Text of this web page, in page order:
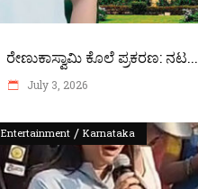
ರೇಣುಕಾಸ್ವಾಮಿ ಕೊಲೆ ಪ್ರಕರಣ: ನಟ...
July 3, 2026
Entertainment / Karnataka